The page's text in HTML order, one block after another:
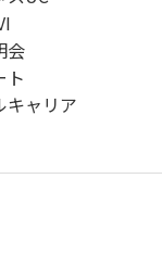
会
ト
キャリア